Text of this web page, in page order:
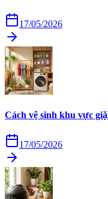
17/05/2026
Cách vệ sinh khu vực
17/05/2026